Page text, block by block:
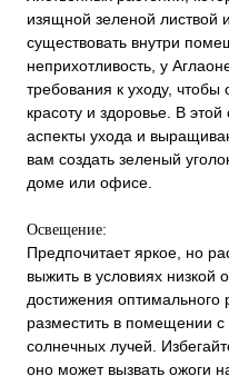
изящной зеленой листвой
существовать внутри
неприхотливость, у
требования к уходу,
красоту и здоровье. В
аспекты ухода и
вам создать зеленый
доме или офисе.
Освещение:
Предпочитает яркое, но
выжить в условиях низкой
достижения оптимального
разместить в помещении
солнечных лучей.
оно может вызвать ожоги